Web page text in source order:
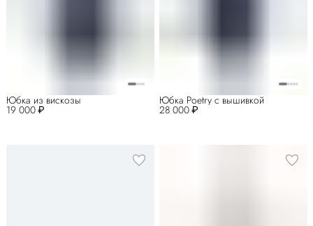
19 000 ₽
Юбка из вискозы
28 000 ₽
Юбка Poetry с вышивкой